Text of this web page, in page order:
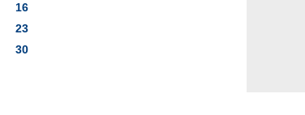
16
23
30